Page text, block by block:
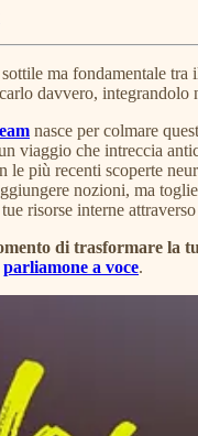
ma fondamentale tra
davvero, integrandolo
nasce per colmare
viaggio che intreccia
le più recenti scoperte
nozioni, ma
risorse interne
di trasformare la
parliamone a voce.